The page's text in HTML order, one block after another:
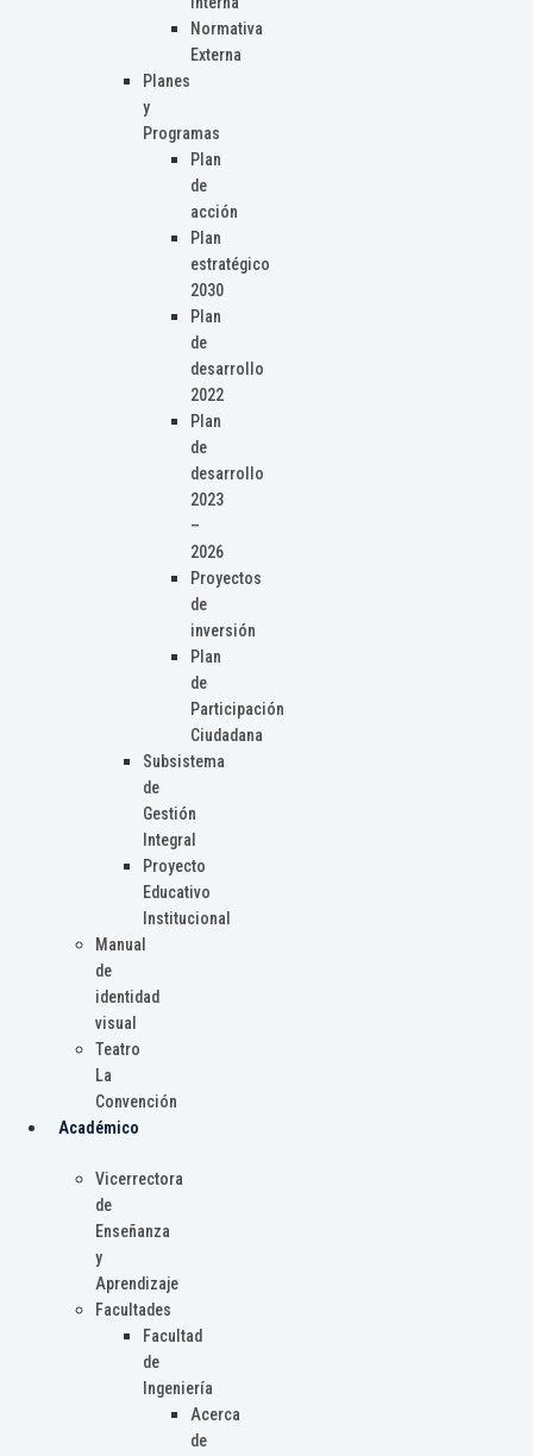
Normativa
Externa
Planes
y
Programas
Plan
de
acción
Plan
estratégico
2030
Plan
de
desarrollo
2022
Plan
de
desarrollo
2023
–
2026
Proyectos
de
inversión
Plan
de
Participación
Ciudadana
Subsistema
de
Gestión
Integral
Proyecto
Educativo
Institucional
Manual
de
identidad
visual
Teatro
La
Convención
Académico
Vicerrectora
de
Enseñanza
y
Aprendizaje
Facultades
Facultad
de
Ingeniería
Acerca
de